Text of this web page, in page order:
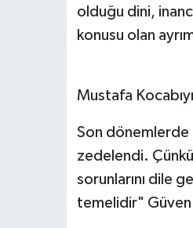
olduğu dini,
konusu olan
Mustafa
Son dönemlerde
zedelendi.
sorunlarını dile
temelidir" Güven